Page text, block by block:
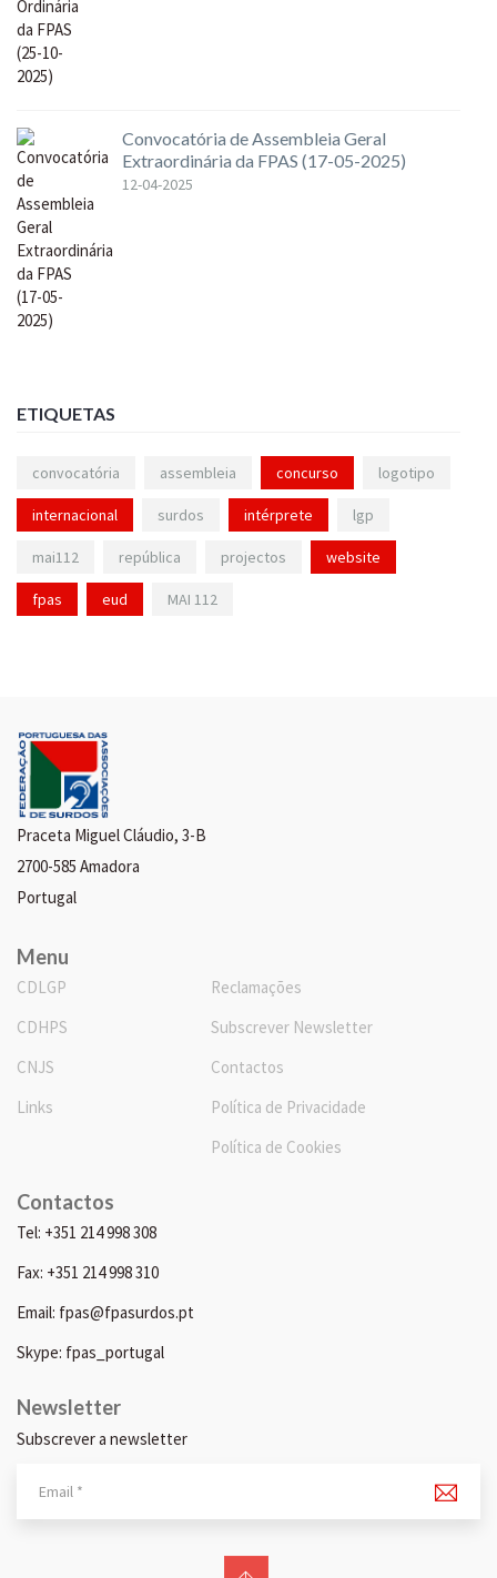
Convocatória de Assembleia Geral
Extraordinária da FPAS (17-05-2025)
12-04-2025
ETIQUETAS
convocatória assembleia concurso logotipo
internacional surdos intérprete lgp
mai112 república projectos website
fpas eud MAI 112
Praceta Miguel Cláudio, 3-B
2700-585 Amadora
Portugal
Menu
CDLGP
CDHPS
CNJS
Links
Reclamações
Subscrever Newsletter
Contactos
Política de Privacidade
Política de Cookies
Contactos
Tel: +351 214 998 308
Fax: +351 214 998 310
Email: fpas@fpasurdos.pt
Skype: fpas_portugal
Newsletter
Subscrever a newsletter